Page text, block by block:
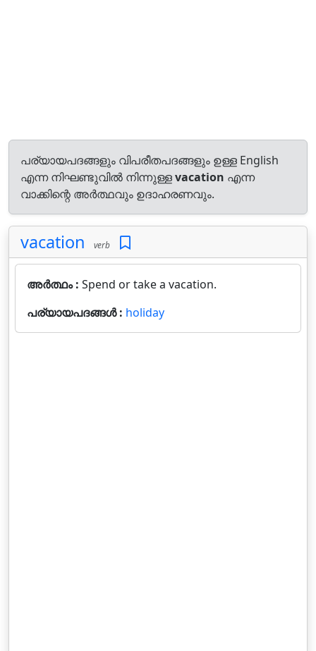
പര്യായപദങ്ങളും വിപരീതപദങ്ങളും ഉള്ള English
എന്ന നിഘണ്ടുവിൽ നിന്നുള്ളvacation എന്ന
വാക്കിന്റെ അർത്ഥവും ഉദാഹരണവും.
vacation verb
അർത്ഥം : Spend or take a vacation.
പര്യായപദങ്ങൾ : holiday